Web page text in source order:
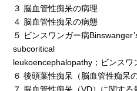
３ 脳血管性痴呆の病理
４ 脳血管性痴呆の病態
５ ビンスワンガー病
subcoritical
leukoencephalopathy；ビンスワ
６ 後頭葉性痴呆（脳血管性痴呆
７ 脳血管性痴呆（VD）に関す